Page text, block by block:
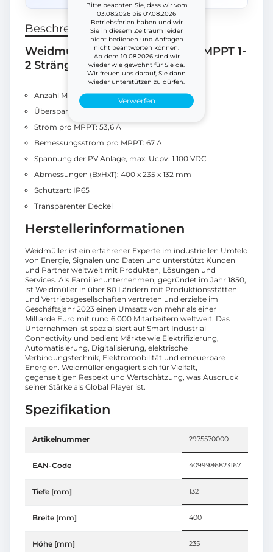
Bitte beachten Sie, dass wir vom
03.08.2026 bis 07.08.2026
Betriebsferien haben und wir
Sie in diesem Zeitraum leider
nicht bedienen und Anfragen
nicht beantworten können.
Ab dem 10.08.2026 sind wir
wieder wie gewohnt für Sie da.
Wir freuen uns darauf, Sie dann
wieder unterstützen zu dürfen.
Verwerfen
Beschreibung
Weidmüller 2975570000 GAK 3 MPPT 1-
2 Stränge SPD Typ 2
Anzahl MPPT: 3
Überspannungsschutz DC-Seite: 1.000 V; Typ II
Strom pro MPPT: 53,6 A
Bemessungsstrom pro MPPT: 67 A
Spannung der PV Anlage, max. Ucpv: 1.100 VDC
Abmessungen (BxHxT): 400 x 235 x 132 mm
Schutzart: IP65
Transparenter Deckel
Herstellerinformationen
Weidmüller ist ein erfahrener Experte im industriellen Umfeld
von Energie, Signalen und Daten und unterstützt Kunden
und Partner weltweit mit Produkten, Lösungen und
Services. Als Familienunternehmen, gegründet im Jahr 1850,
ist Weidmüller in über 80 Ländern mit Produktionsstätten
und Vertriebsgesellschaften vertreten und erzielte im
Geschäftsjahr 2023 einen Umsatz von mehr als einer
Milliarde Euro mit rund 6.000 Mitarbeitern weltweit. Das
Unternehmen ist spezialisiert auf Smart Industrial
Connectivity und bedient Märkte wie Elektrifizierung,
Automatisierung, Digitalisierung, elektrische
Verbindungstechnik, Elektromobilität und erneuerbare
Energien. Weidmüller engagiert sich für Vielfalt,
gegenseitigen Respekt und Wertschätzung, was Ausdruck
seiner Stärke als Global Player ist.
Spezifikation
Artikelnummer 2975570000
EAN-Code 4099986823167
Tiefe [mm] 132
Breite [mm] 400
Höhe [mm] 235